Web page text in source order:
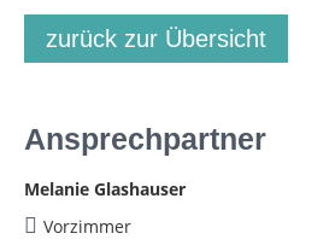
zurück zur Übersicht
Ansprechpartner
Melanie Glashauser
Vorzimmer